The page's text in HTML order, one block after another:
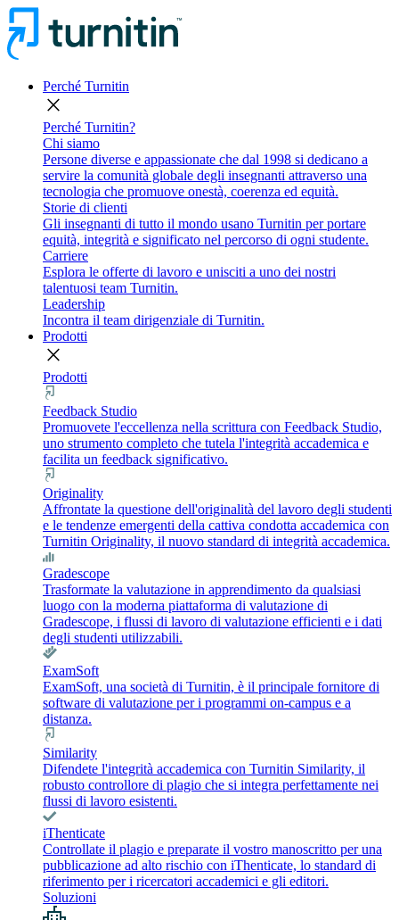
Perché Turnitin
close
Perché Turnitin?
Chi siamo
Persone diverse e appassionate che dal 1998 si dedicano a
servire la comunità globale degli insegnanti attraverso una
tecnologia che promuove onestà, coerenza ed equità.
Storie di clienti
Gli insegnanti di tutto il mondo usano Turnitin per portare
equità, integrità e significato nel percorso di ogni studente.
Carriere
Esplora le offerte di lavoro e unisciti a uno dei nostri
talentuosi team Turnitin.
Leadership
Incontra il team dirigenziale di Turnitin.
Prodotti
close
Prodotti
Feedback Studio
Promuovete l'eccellenza nella scrittura con Feedback Studio,
uno strumento completo che tutela l'integrità accademica e
facilita un feedback significativo.
Originality
Affrontate la questione dell'originalità del lavoro degli studenti
e le tendenze emergenti della cattiva condotta accademica con
Turnitin Originality, il nuovo standard di integrità accademica.
Gradescope
Trasformate la valutazione in apprendimento da qualsiasi
luogo con la moderna piattaforma di valutazione di
Gradescope, i flussi di lavoro di valutazione efficienti e i dati
degli studenti utilizzabili.
ExamSoft
ExamSoft, una società di Turnitin, è il principale fornitore di
software di valutazione per i programmi on-campus e a
distanza.
Similarity
Difendete l'integrità accademica con Turnitin Similarity, il
robusto controllore di plagio che si integra perfettamente nei
flussi di lavoro esistenti.
iThenticate
Controllate il plagio e preparate il vostro manoscritto per una
pubblicazione ad alto rischio con iThenticate, lo standard di
riferimento per i ricercatori accademici e gli editori.
Soluzioni